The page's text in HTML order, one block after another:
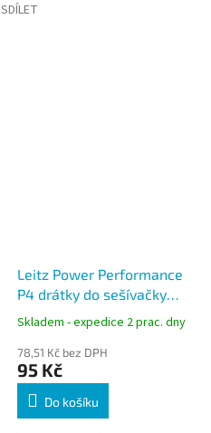
SDÍLET
Leitz Power Performance
P4 drátky do sešívačky
24/8, 1000 ks
Skladem - expedice 2 prac. dny
78,51 Kč bez DPH
95 Kč
Do košíku